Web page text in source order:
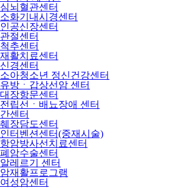
심뇌혈관센터
소화기내시경센터
인공신장센터
관절센터
척추센터
재활치료센터
신경센터
소아청소년 정신건강센터
유방ㆍ갑상선암 센터
대장항문센터
전립선ㆍ배뇨장애 센터
간센터
췌장담도센터
인터벤션센터(중재시술)
항암방사선치료센터
폐암수술센터
알레르기 센터
암재활프로그램
여성암센터